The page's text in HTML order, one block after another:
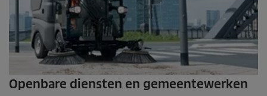
Openbare diensten en gemeentewerken